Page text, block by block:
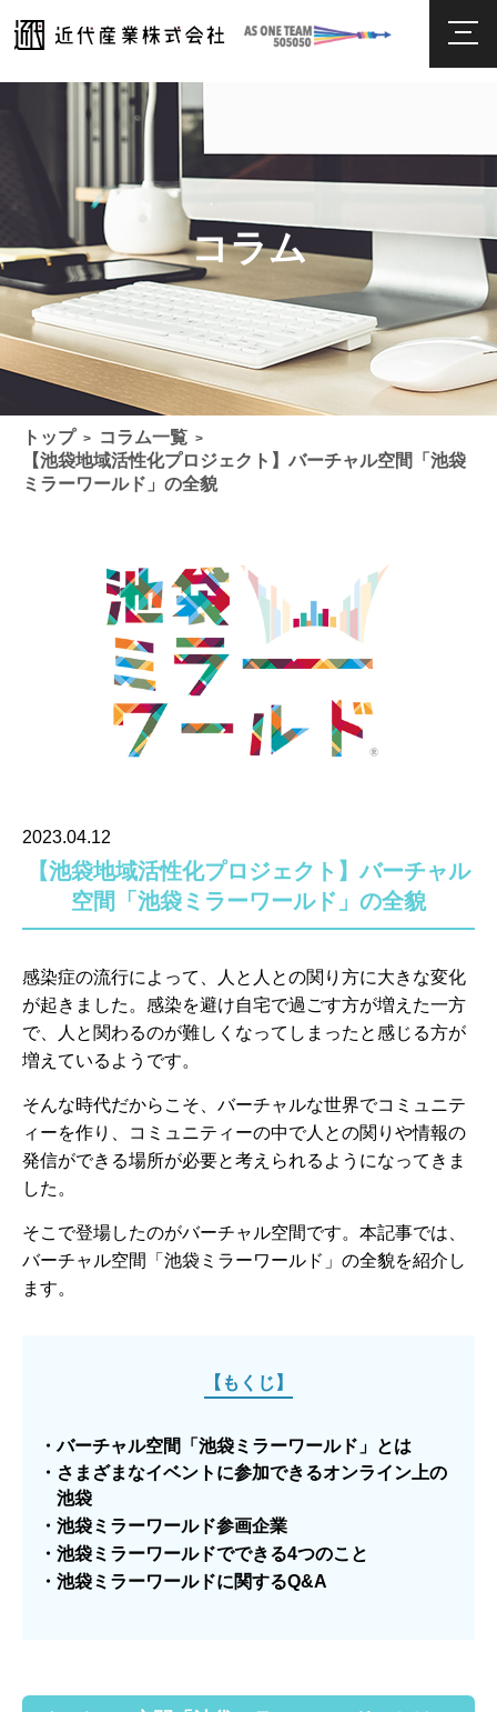
コラム
トップ > コラム一覧 >
【池袋地域活性化プロジェクト】バーチャル空間「池袋
ミラーワールド」の全貌
2023.04.12
【池袋地域活性化プロジェクト】バーチャル
空間「池袋ミラーワールド」の全貌
感染症の流行によって、人と人との関り方に大きな変化
が起きました。感染を避け自宅で過ごす方が増えた一方
で、人と関わるのが難しくなってしまったと感じる方が
増えているようです。
そんな時代だからこそ、バーチャルな世界でコミュニテ
ィーを作り、コミュニティーの中で人との関りや情報の
発信ができる場所が必要と考えられるようになってきま
した。
そこで登場したのがバーチャル空間です。本記事では、
バーチャル空間「池袋ミラーワールド」の全貌を紹介し
ます。
【もくじ】
・バーチャル空間「池袋ミラーワールド」とは
・さまざまなイベントに参加できるオンライン上の
池袋
・池袋ミラーワールド参画企業
・池袋ミラーワールドでできる4つのこと
・池袋ミラーワールドに関するQ&A